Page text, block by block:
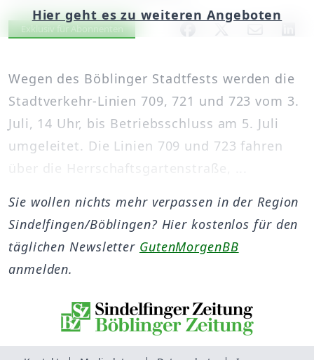
Artikel vorlesen
Exklusiv für Abonnenten
Wegen des Böblinger Stadtfests werden die
Stadtverkehr-Linien 709, 721 und 723 vom 3.
Juli, 14 Uhr, bis Betriebsschluss am 5. Juli
umgeleitet. Die Linien 709 und 723 fahren
über die Herrschaftsgartenstraße, ...
Hier geht es zu weiteren Angeboten
Sie wollen nichts mehr verpassen in der Region
Sindelfingen/Böblingen? Hier kostenlos für den
täglichen Newsletter GutenMorgenBB
anmelden.